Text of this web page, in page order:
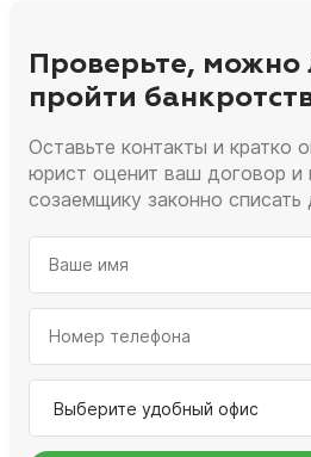
Проверьте, можно
пройти
Оставьте контакты и
юрист оценит ваш договор и
созаемщику законно списать